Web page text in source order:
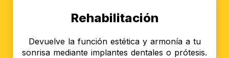
Rehabilitación
Devuelve la función estética y armonía a tu
sonrisa mediante implantes dentales o prótesis.